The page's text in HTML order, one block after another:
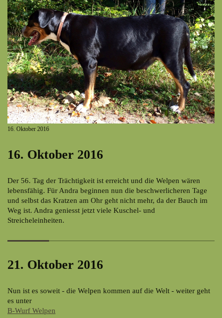
16. Oktober 2016
16. Oktober 2016
Der 56. Tag der Trächtigkeit ist erreicht und die Welpen wären
lebensfähig. Für Andra beginnen nun die beschwerlicheren Tage
und selbst das Kratzen am Ohr geht nicht mehr, da der Bauch im
Weg ist. Andra geniesst jetzt viele Kuschel- und
Streicheleinheiten.
21. Oktober 2016
Nun ist es soweit - die Welpen kommen auf die Welt - weiter geht
es unter
B-Wurf Welpen